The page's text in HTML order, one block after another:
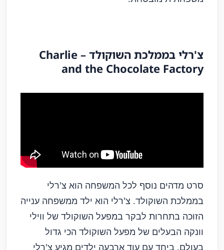
צ'רלי בממלכת השוקולד – Charlie
and the Chocolate Factory
סרט מדהים נוסף לכל המשפחה הוא צ'רלי
בממלכת השוקולד. צ'רלי הוא ילד ממשפחה ענייה
הזוכה בתחרות לבקר במפעל השוקולד של ווילי
וונקה הבעלים של מפעל השוקולד הכי גדול
בעולם. ביחד עם עוד ארבעה ילדים מגיע צ'רלי